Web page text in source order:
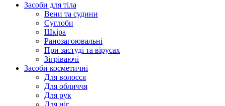
Засоби для тіла
Вени та судини
Суглоби
Шкіра
Ранозагоювальні
При застуді та вірусах
Зігріваючі
Засоби косметичні
Для волосся
Для обличчя
Для рук